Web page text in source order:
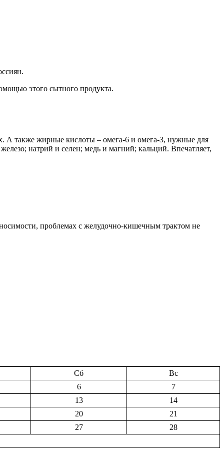
этого сытного продукта.
А также жирные кислоты – омега-6 и омега-3, нужные для
натрий и селен; медь и магний; кальций. Впечатляет,
проблемах с желудочно-кишечным трактом не
Сб
Вс
6
7
13
14
20
21
27
28